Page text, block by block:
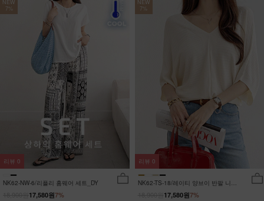
NEW
7%
NK62-NW-6/리플리 홈웨어 세트_DY
7%
17,580원
리뷰 0
NEW
7%
NK62-TS-18/레이티 양브이 반팔 니트
7%
17,580원
리뷰 0